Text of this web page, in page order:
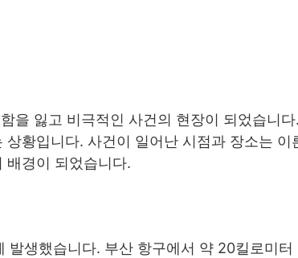
을 잃고 비극적인 사건의 현장이 되었습니
황입니다. 사건이 일어난 시점과 장소는
배경이 되었습니다.
생했습니다. 부산 항구에서 약 20킬로미터